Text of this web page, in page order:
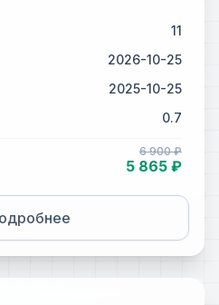
11
2026-10-25
2025-10-25
0.7
6 900 ₽
5 865 ₽